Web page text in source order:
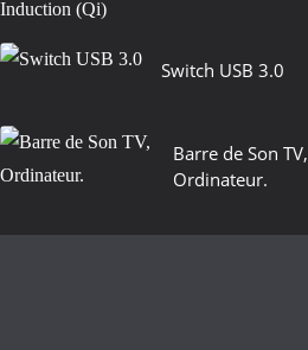
Switch USB 3.0
Barre de Son TV,
Ordinateur.